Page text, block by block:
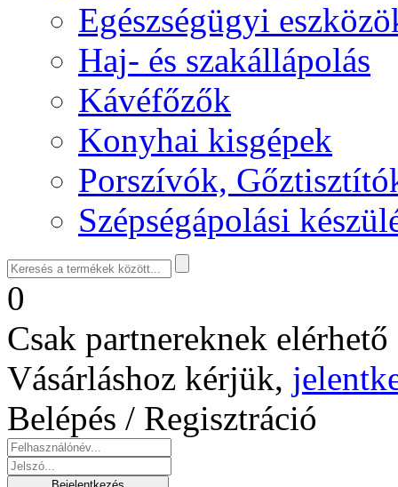
Egészségügyi
Haj- és szakállápolás
Kávéfőzők
Konyhai kisgépek
Porszívók,
Szépségápolási
0
Csak partnereknek
Vásárláshoz kérjük,
Belépés / Regisztráció